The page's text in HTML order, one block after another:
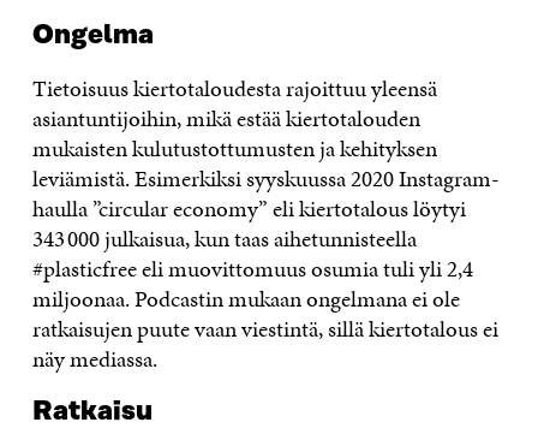
Ongelma
Tietoisuus kiertotaloudesta rajoittuu yleensä
asiantuntijoihin, mikä estää kiertotalouden
mukaisten kulutustottumusten ja kehityksen
leviämistä. Esimerkiksi syyskuussa 2020 Instagram-
haulla ”circular economy” eli kiertotalous löytyi
343 000 julkaisua, kun taas aihetunnisteella
#plasticfree eli muovittomuus osumia tuli yli 2,4
miljoonaa. Podcastin mukaan ongelmana ei ole
ratkaisujen puute vaan viestintä, sillä kiertotalous ei
näy mediassa.
Ratkaisu